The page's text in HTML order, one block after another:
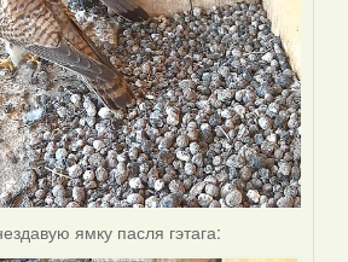
ямку пасля гэтага: